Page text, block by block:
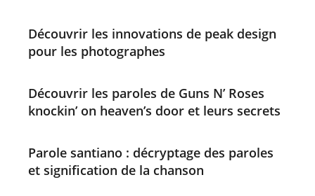
Découvrir les innovations de peak design
pour les photographes
Découvrir les paroles de Guns N’ Roses
knockin’ on heaven’s door et leurs secrets
Parole santiano : décryptage des paroles
et signification de la chanson